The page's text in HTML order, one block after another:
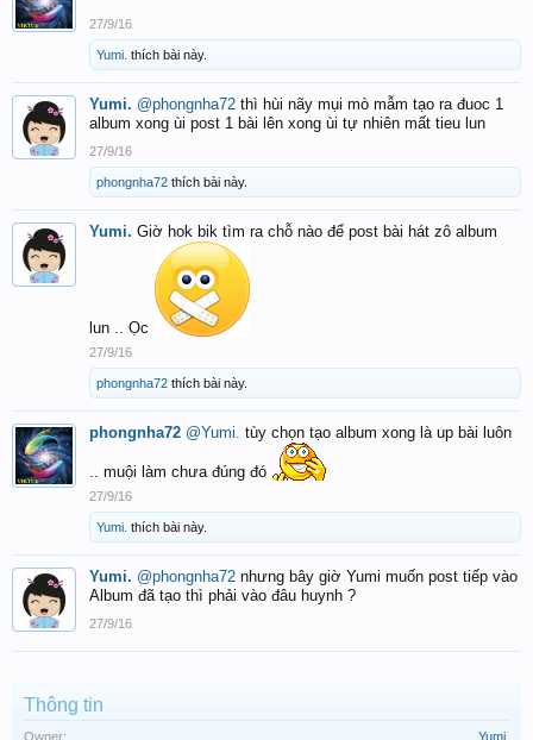
27/9/16
Yumi. thích bài này.
Yumi. @phongnha72 thì hùi nãy mụi mò mẫm tạo ra đuoc 1
album xong ùi post 1 bài lên xong ùi tự nhiên mất tieu lun
27/9/16
phongnha72 thích bài này.
Yumi. Giờ hok bik tìm ra chỗ nào để post bài hát zô album
lun .. Ọc
27/9/16
phongnha72 thích bài này.
phongnha72 @Yumi. tùy chọn tạo album xong là up bài luôn
.. muội làm chưa đúng đó
27/9/16
Yumi. thích bài này.
Yumi. @phongnha72 nhưng bây giờ Yumi muốn post tiếp vào
Album đã tạo thì phải vào đâu huynh ?
27/9/16
Thông tin
Owner: Yumi.